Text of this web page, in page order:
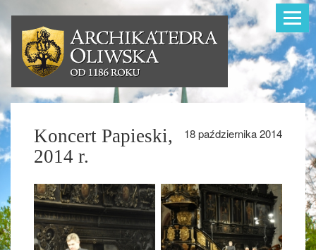
Toggle
18 października 2014
Koncert Papieski,
2014 r.